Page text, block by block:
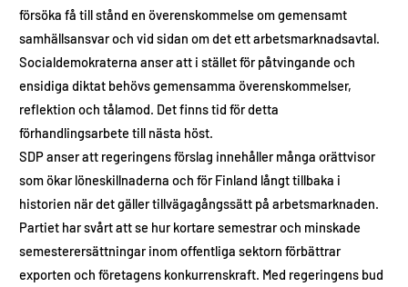
försöka få till stånd en överenskommelse om gemensamt
samhällsansvar och vid sidan om det ett arbetsmarknadsavtal.
Socialdemokraterna anser att i stället för påtvingande och
ensidiga diktat behövs gemensamma överenskommelser,
reflektion och tålamod. Det finns tid för detta
förhandlingsarbete till nästa höst.
SDP anser att regeringens förslag innehåller många orättvisor
som ökar löneskillnaderna och för Finland långt tillbaka i
historien när det gäller tillvägagångssätt på arbetsmarknaden.
Partiet har svårt att se hur kortare semestrar och minskade
semesterersättningar inom offentliga sektorn förbättrar
exporten och företagens konkurrenskraft. Med regeringens bud